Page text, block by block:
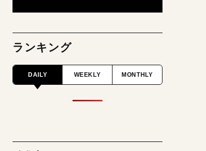
ランキング
DAILY WEEKLY MONTHLY